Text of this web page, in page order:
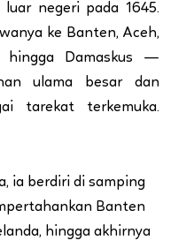
negeri pada 1645.
ke Banten, Aceh,
hingga Damaskus —
ulama besar dan
tarekat terkemuka.
ia berdiri di samping
Banten
hingga akhirnya